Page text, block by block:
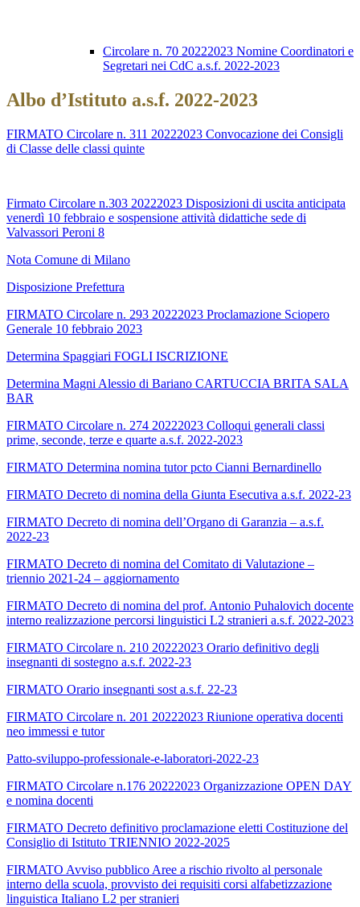
Circolare n. 70 20222023 Nomine Coordinatori e
Segretari nei CdC a.s.f. 2022-2023
Albo d’Istituto a.s.f. 2022-2023
FIRMATO Circolare n. 311 20222023 Convocazione dei Consigli
di Classe delle classi quinte
Firmato Circolare n.303 20222023 Disposizioni di uscita anticipata
venerdì 10 febbraio e sospensione attività didattiche sede di
Valvassori Peroni 8
Nota Comune di Milano
Disposizione Prefettura
FIRMATO Circolare n. 293 20222023 Proclamazione Sciopero
Generale 10 febbraio 2023
Determina Spaggiari FOGLI ISCRIZIONE
Determina Magni Alessio di Bariano CARTUCCIA BRITA SALA
BAR
FIRMATO Circolare n. 274 20222023 Colloqui generali classi
prime, seconde, terze e quarte a.s.f. 2022-2023
FIRMATO Determina nomina tutor pcto Cianni Bernardinello
FIRMATO Decreto di nomina della Giunta Esecutiva a.s.f. 2022-23
FIRMATO Decreto di nomina dell’Organo di Garanzia – a.s.f.
2022-23
FIRMATO Decreto di nomina del Comitato di Valutazione –
triennio 2021-24 – aggiornamento
FIRMATO Decreto di nomina del prof. Antonio Puhalovich docente
interno realizzazione percorsi linguistici L2 stranieri a.s.f. 2022-2023
FIRMATO Circolare n. 210 20222023 Orario definitivo degli
insegnanti di sostegno a.s.f. 2022-23
FIRMATO Orario insegnanti sost a.s.f. 22-23
FIRMATO Circolare n. 201 20222023 Riunione operativa docenti
neo immessi e tutor
Patto-sviluppo-professionale-e-laboratori-2022-23
FIRMATO Circolare n.176 20222023 Organizzazione OPEN DAY
e nomina docenti
FIRMATO Decreto definitivo proclamazione eletti Costituzione del
Consiglio di Istituto TRIENNIO 2022-2025
FIRMATO Avviso pubblico Aree a rischio rivolto al personale
interno della scuola, provvisto dei requisiti corsi alfabetizzazione
linguistica Italiano L2 per stranieri